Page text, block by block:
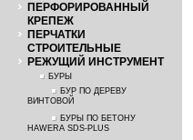
ПЕРФОРИРОВАННЫЙ
КРЕПЕЖ
ПЕРЧАТКИ
СТРОИТЕЛЬНЫЕ
РЕЖУЩИЙ ИНСТРУМЕНТ
БУРЫ
БУР ПО ДЕРЕВУ
ВИНТОВОЙ
БУРЫ ПО БЕТОНУ
HAWERA SDS-PLUS